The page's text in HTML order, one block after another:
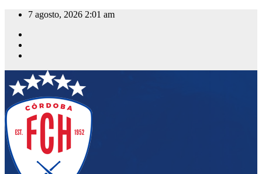
Saltar
contenido
7 agosto, 2026 2:01 am